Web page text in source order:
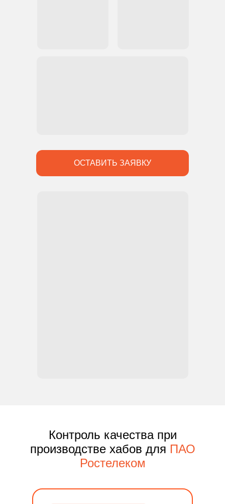
ОСТАВИТЬ ЗАЯВКУ
Контроль качества при
производстве хабов для ПАО
Ростелеком